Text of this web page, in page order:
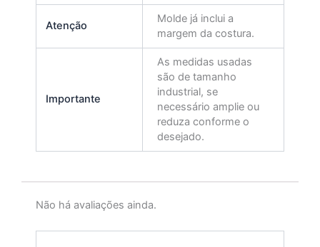
Atenção
Molde já inclui a
margem da costura.
Importante
As medidas usadas
são de tamanho
industrial, se
necessário amplie ou
reduza conforme o
desejado.
Não há avaliações ainda.